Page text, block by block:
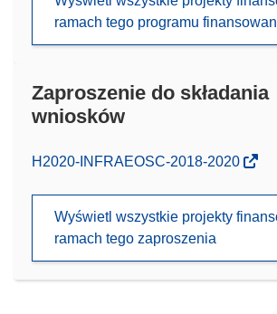
ramach tego programu
Zaproszenie do składania
wniosków
(odnośnik
nowym
H2020-INFRAEOSC-2018-2020
Wyświetl wszystkie projekty
ramach tego zaproszenia